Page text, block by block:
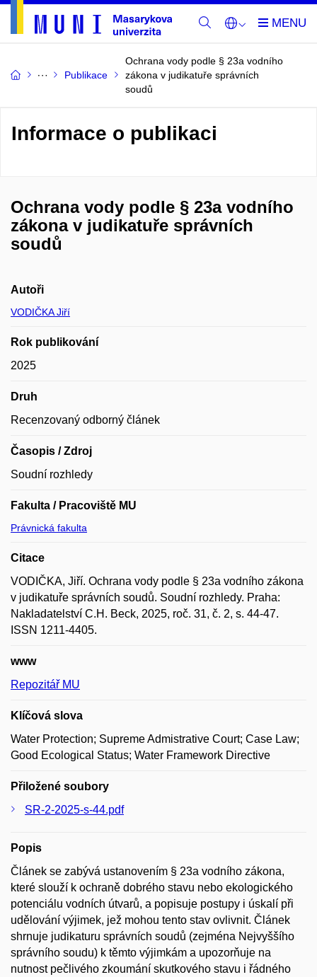
Publikace
Ochrana vody podle § 23a vodního
zákona v judikatuře správních
soudů
Informace o publikaci
Ochrana vody podle § 23a vodního
zákona v judikatuře správních
soudů
Autoři
VODIČKA Jiří
Rok publikování
2025
Druh
Recenzovaný odborný článek
Časopis / Zdroj
Soudní rozhledy
Fakulta / Pracoviště MU
Právnická fakulta
Citace
VODIČKA, Jiří. Ochrana vody podle § 23a vodního zákona
v judikatuře správních soudů. Soudní rozhledy. Praha:
Nakladatelství C.H. Beck, 2025, roč. 31, č. 2, s. 44-47.
ISSN 1211-4405.
www
Repozitář MU
Klíčová slova
Water Protection; Supreme Admistrative Court; Case Law;
Good Ecological Status; Water Framework Directive
Přiložené soubory
SR-2-2025-s-44.pdf
Popis
Článek se zabývá ustanovením § 23a vodního zákona,
které slouží k ochraně dobrého stavu nebo ekologického
potenciálu vodních útvarů, a popisuje postupy i úskalí při
udělování výjimek, jež mohou tento stav ovlivnit. Článek
shrnuje judikaturu správních soudů (zejména Nejvyššího
správního soudu) k těmto výjimkám a upozorňuje na
nutnost pečlivého zkoumání skutkového stavu i řádného